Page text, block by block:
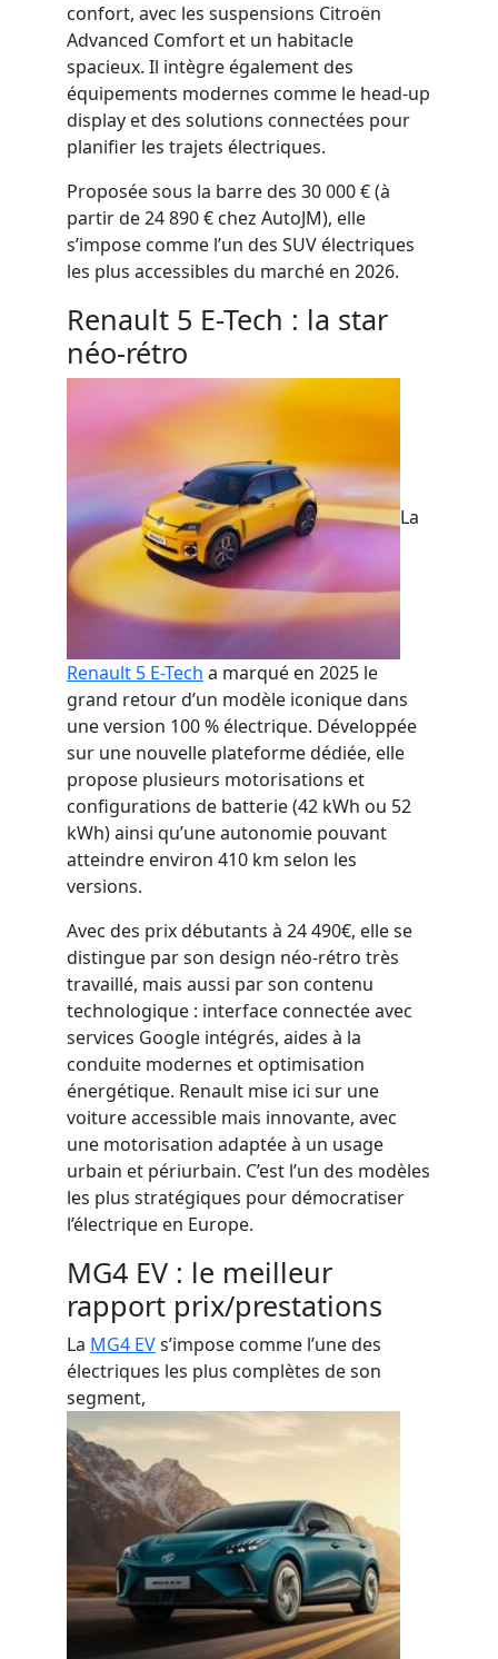
confort, avec les suspensions Citroën
Advanced Comfort et un habitacle
spacieux. Il intègre également des
équipements modernes comme le head-up
display et des solutions connectées pour
planifier les trajets électriques.
Proposée sous la barre des 30 000 € (à
partir de 24 890 € chez AutoJM), elle
s’impose comme l’un des SUV électriques
les plus accessibles du marché en 2026.
Renault 5 E-Tech : la star
néo-rétro
La
Renault 5 E-Tech a marqué en 2025 le
grand retour d’un modèle iconique dans
une version 100 % électrique. Développée
sur une nouvelle plateforme dédiée, elle
propose plusieurs motorisations et
configurations de batterie (42 kWh ou 52
kWh) ainsi qu’une autonomie pouvant
atteindre environ 410 km selon les
versions.
Avec des prix débutants à 24 490€, elle se
distingue par son design néo-rétro très
travaillé, mais aussi par son contenu
technologique : interface connectée avec
services Google intégrés, aides à la
conduite modernes et optimisation
énergétique. Renault mise ici sur une
voiture accessible mais innovante, avec
une motorisation adaptée à un usage
urbain et périurbain. C’est l’un des modèles
les plus stratégiques pour démocratiser
l’électrique en Europe.
MG4 EV : le meilleur
rapport prix/prestations
La MG4 EVs’impose comme l’une des
électriques les plus complètes de son
segment,